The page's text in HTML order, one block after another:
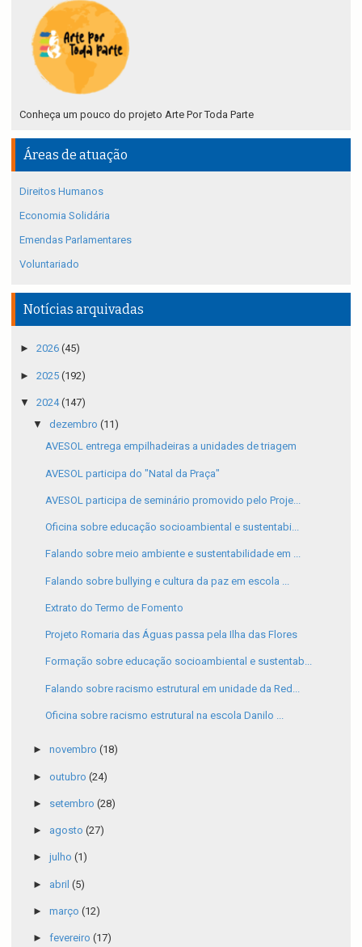
Conheça um pouco do projeto Arte Por Toda Parte
Áreas de atuação
Direitos Humanos
Economia Solidária
Emendas Parlamentares
Voluntariado
Notícias arquivadas
► 2026 (45)
► 2025 (192)
▼ 2024(147)
▼ dezembro (11)
AVESOL entrega empilhadeiras a unidades de triagem
AVESOL participa do "Natal da Praça"
AVESOL participa de seminário promovido pelo Proje...
Oficina sobre educação socioambiental e sustentabi...
Falando sobre meio ambiente e sustentabilidade em ...
Falando sobre bullying e cultura da paz em escola ...
Extrato do Termo de Fomento
Projeto Romaria das Águas passa pela Ilha das Flores
Formação sobre educação socioambiental e sustentab...
Falando sobre racismo estrutural em unidade da Red...
Oficina sobre racismo estrutural na escola Danilo ...
► novembro (18)
► outubro (24)
► setembro (28)
► agosto (27)
► julho (1)
► abril (5)
► março (12)
► fevereiro (17)